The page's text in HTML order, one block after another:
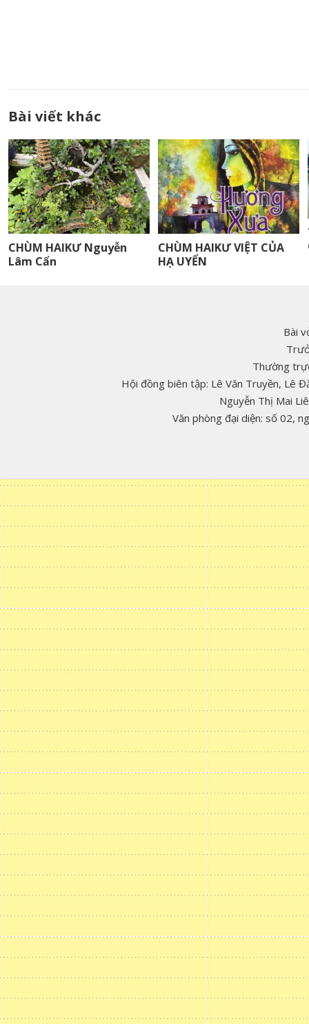
Bài viết khác
CHÙM HAIKƯ Nguyễn
Lâm Cẩn
CHÙM HAIKƯ VIỆT CỦA
HẠ UYỂN
Bài
Thường
Hội đồng biên tập: Lê Văn Truyền, Lê
Nguyễn Thị Mai
Văn phòng đại diện: số 02,